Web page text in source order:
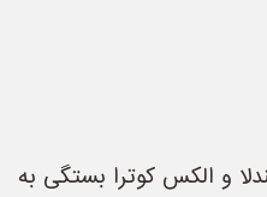
و الکس کوترا بستگی به